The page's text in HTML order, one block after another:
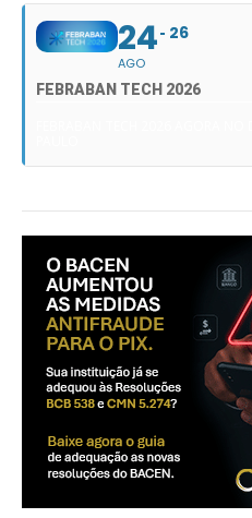
24
AGO
26
FEBRABAN TECH 2026